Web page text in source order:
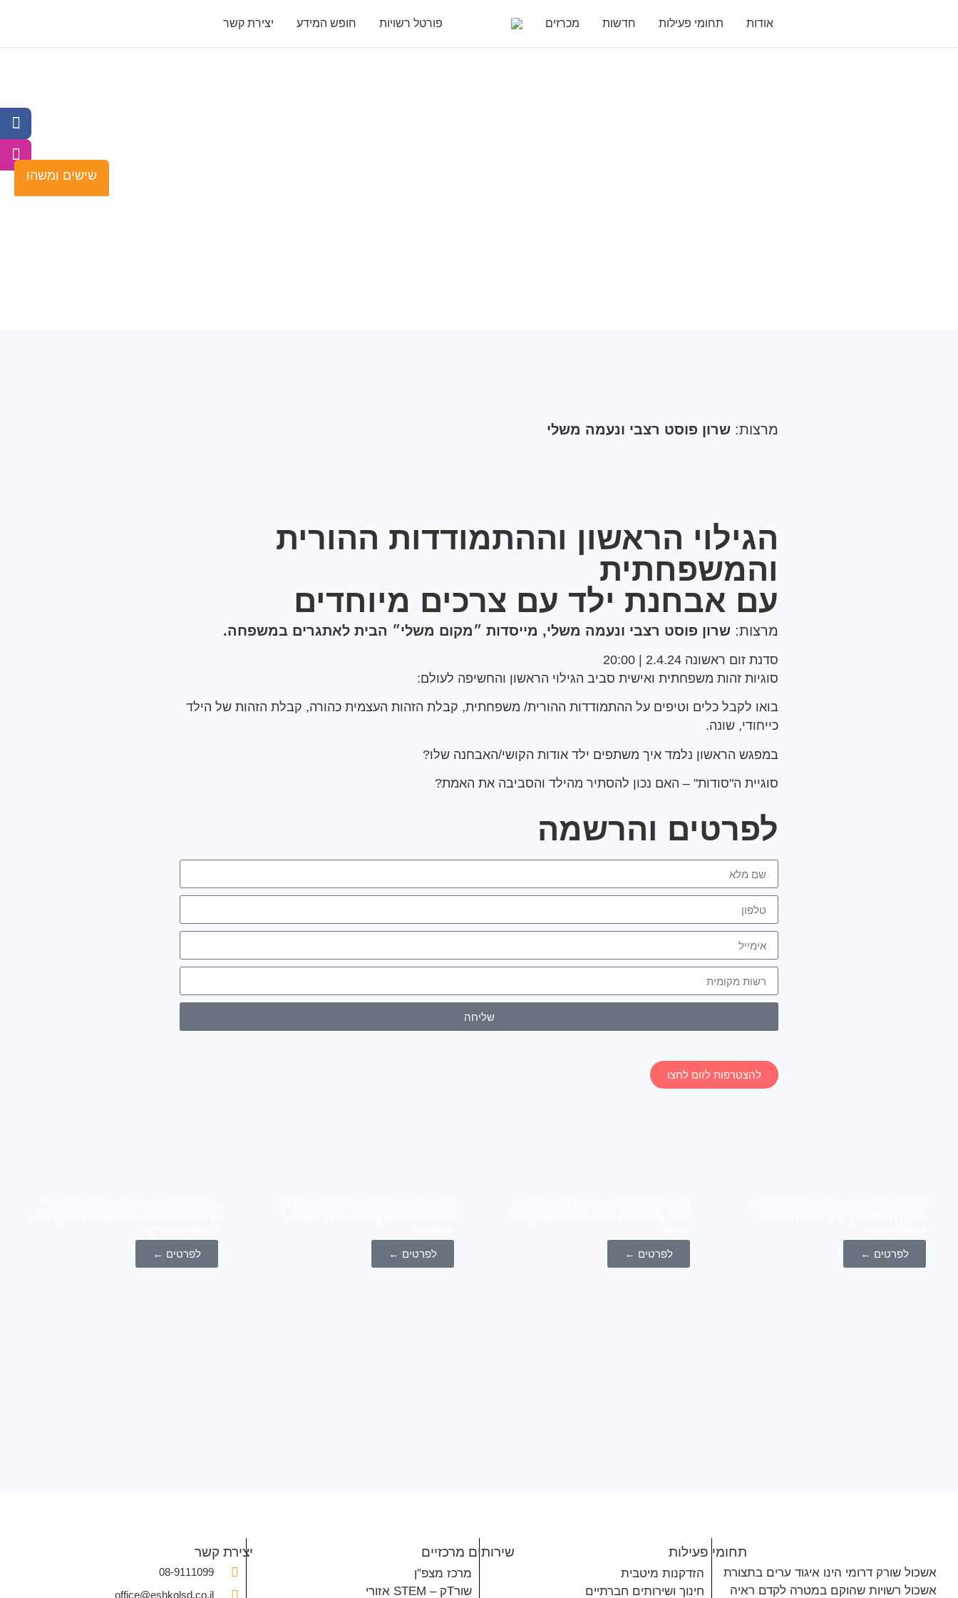
אודות תחומי פעילות חדשות מכרזים פורטל רשויות חופש המידע יצירת קשר
שישים ומשהו מרחב משיק – הגילוי הראשון וההתמודדות ההורית
מרצות: שרון פוסט רצבי ונעמה משלי
הגילוי הראשון וההתמודדות ההורית
והמשפחתית
עם אבחנת ילד עם צרכים מיוחדים
מרצות: שרון פוסט רצבי ונעמה משלי, מייסדות ״מקום משלי״ הבית לאתגרים במשפחה.
סדנת זום ראשונה 2.4.24 | 20:00
סוגיות זהות משפחתית ואישית סביב הגילוי הראשון והחשיפה לעולם:
בואו לקבל כלים וטיפים על ההתמודדות ההורית/ משפחתית, קבלת הזהות העצמית כהורה, קבלת הזהות של הילד
כייחודי, שונה.
במפגש הראשון נלמד איך משתפים ילד אודות הקושי/האבחנה שלו?
סוגיית ה"סודות" – האם נכון להסתיר מהילד והסביבה את האמת?
לפרטים והרשמה
שליחה
להצטרפות לזום לחצו
לפרטים ← לפרטים ← לפרטים ← לפרטים ←
אשכול שורק דרומי הינו איגוד ערים בתצורת
אשכול רשויות שהוקם במטרה לקדם ראיה
תחומי פעילות
הזדקנות מיטבית
חינוך ושירותים חברתיים
שירותים מרכזיים
מרכז מצפ"ן
שורTק – STEM אזורי
יצירת קשר
08-9111099
office@eshkolsd.co.il